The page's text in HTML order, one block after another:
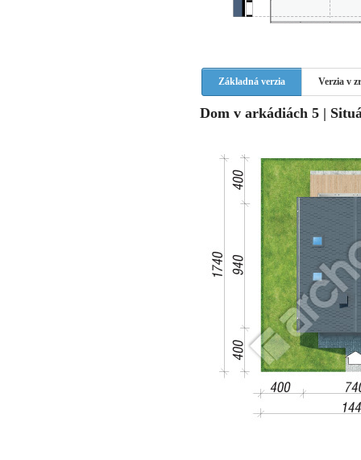
Základná verzia Verzia v
Dom v arkádiách 5 |